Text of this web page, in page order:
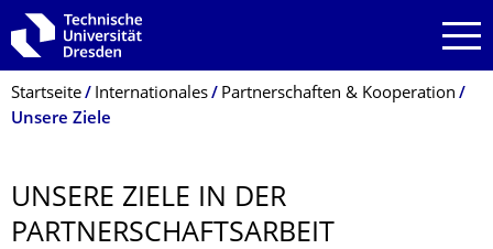
Zur Hauptnavigation springen
Zur Suche springen
Zum Inhalt springen
Breadcrumb-Menü
Startseite Internationales
Partnerschaften & Kooperation
Unsere Ziele
UNSERE ZIELE IN DER
PARTNERSCHAFTS­ARBEIT